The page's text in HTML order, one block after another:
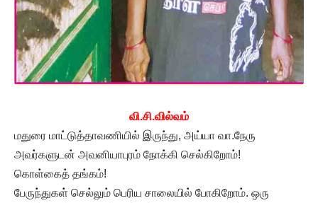
வி.சி.வில்வம்
மதுரை மாட்டுத்தாவணியில் இருந்து, அய்யா வா.நேரு
அவர்களுடன் அவனியாபுரம் நோக்கி செல்கிறோம்!
கொள்கைத் தங்கம்!
பேருந்துகள் செல்லும் பெரிய சாலையில் போகிறோம். ஒரு